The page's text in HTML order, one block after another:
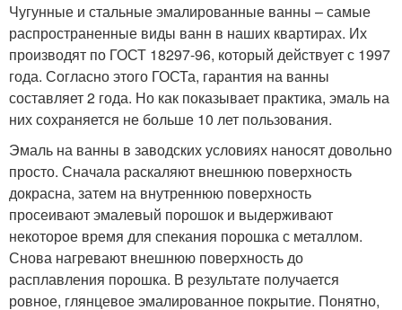
Чугунные и стальные эмалированные ванны – самые
распространенные виды ванн в наших квартирах. Их
производят по ГОСТ 18297-96, который действует с 1997
года. Согласно этого ГОСТа, гарантия на ванны
составляет 2 года. Но как показывает практика, эмаль на
них сохраняется не больше 10 лет пользования.
Эмаль на ванны в заводских условиях наносят довольно
просто. Сначала раскаляют внешнюю поверхность
докрасна, затем на внутреннюю поверхность
просеивают эмалевый порошок и выдерживают
некоторое время для спекания порошка с металлом.
Снова нагревают внешнюю поверхность до
расплавления порошка. В результате получается
ровное, глянцевое эмалированное покрытие. Понятно,